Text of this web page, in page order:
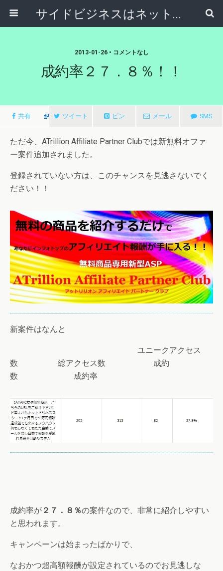
サイドビジネスはネットで稼ぐ～サラリーマンが副業から独立起業する方法～
2013-01-26 • コメントなし
成約率２７．８％！！
共有 ツイート ピン メール SMS
ただ今、ATrillion Affiliate Partner Clubでは新無料オファ
ー案件追加されました。
登録されていない方は、このチャンスを見逃さないでく
ださい！！
新案件はなんと
ユニークアクセス
数 総アクセス数 成約
数 成約率
成約率が ２７．８％の案件なので、非常に紹介しやすい
と思われます。
キャンペーンは始まったばかりで、
なおかつ超高額報酬が設定されているのでお見逃しな